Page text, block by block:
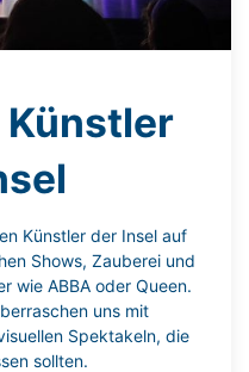
Künstler
Künstler der Insel auf
Shows, Zauberei und
wie ABBA oder Queen.
uns mit
Spektakeln, die
sollten.